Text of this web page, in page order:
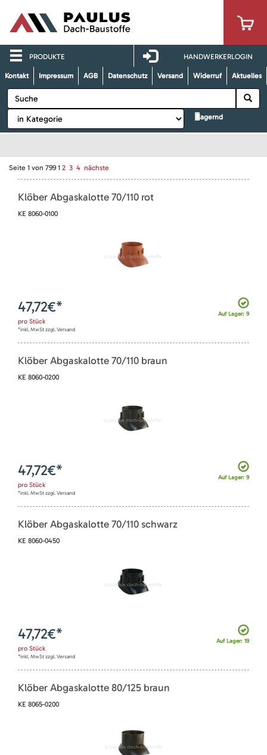
PRODUKTE HANDWERKERLOGIN
Kontakt Impressum AGB Datenschutz Versand Widerruf Aktuelles
lagernd
Seite 1 von 799 1 2 3 4 nächste
Klöber Abgaskalotte 70/110 rot
KE 8060-0100
Auf Lager: 9
47,72€*
pro Stück
*inkl. MwSt zzgl. Versand
Klöber Abgaskalotte 70/110 braun
KE 8060-0200
Auf Lager: 9
47,72€*
pro Stück
*inkl. MwSt zzgl. Versand
Klöber Abgaskalotte 70/110 schwarz
KE 8060-0450
Auf Lager: 19
47,72€*
pro Stück
*inkl. MwSt zzgl. Versand
Klöber Abgaskalotte 80/125 braun
KE 8065-0200